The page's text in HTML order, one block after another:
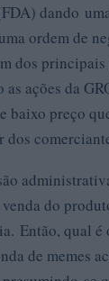
dando
ordem de
dos
ações da
baixo preço
dos
do
Então, qual é
de memes